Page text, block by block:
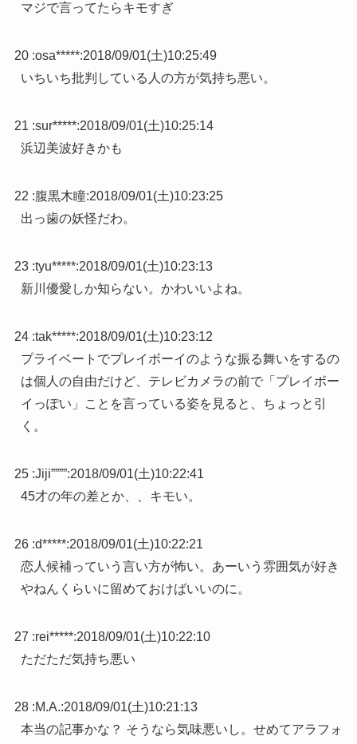
マジで言ってたらキモすぎ
20 :osa*****:2018/09/01(土)10:25:49
いちいち批判している人の方が気持ち悪い。
21 :sur*****:2018/09/01(土)10:25:14
浜辺美波好きかも
22 :腹黒木瞳:2018/09/01(土)10:23:25
出っ歯の妖怪だわ。
23 :tyu*****:2018/09/01(土)10:23:13
新川優愛しか知らない。かわいいよね。
24 :tak*****:2018/09/01(土)10:23:12
プライベートでプレイボーイのような振る舞いをするの
は個人の自由だけど、テレビカメラの前で「プレイボー
イっぽい」ことを言っている姿を見ると、ちょっと引
く。
25 :Jiji””””:2018/09/01(土)10:22:41
45才の年の差とか、、キモい。
26 :d*****:2018/09/01(土)10:22:21
恋人候補っていう言い方が怖い。あーいう雰囲気が好き
やねんくらいに留めておけばいいのに。
27 :rei*****:2018/09/01(土)10:22:10
ただただ気持ち悪い
28 :M.A.:2018/09/01(土)10:21:13
本当の記事かな？ そうなら気味悪いし。せめてアラフォ